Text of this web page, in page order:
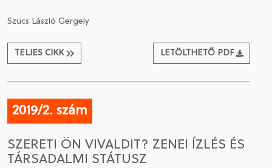
Szücs László Gergely
TELJES CIKK LETÖLTHETŐ PDF
2019/2. szám
SZERETI ÖN VIVALDIT? ZENEI ÍZLÉS ÉS
TÁRSADALMI STÁTUSZ